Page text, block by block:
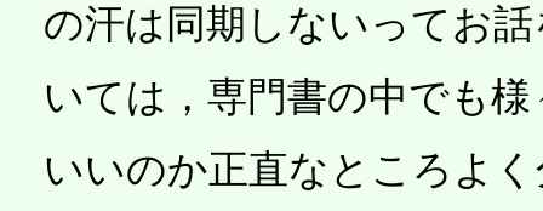
の汗は同期しないってお
いては，専門書の中でも
いいのか正直なところよ